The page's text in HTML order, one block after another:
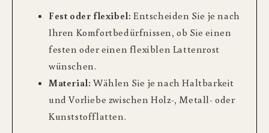
Fest oder flexibel: Entscheiden Sie je nach
Ihren Komfortbedürfnissen, ob Sie einen
festen oder einen flexiblen Lattenrost
wünschen.
Material: Wählen Sie je nach Haltbarkeit
und Vorliebe zwischen Holz-, Metall- oder
Kunststofflatten.